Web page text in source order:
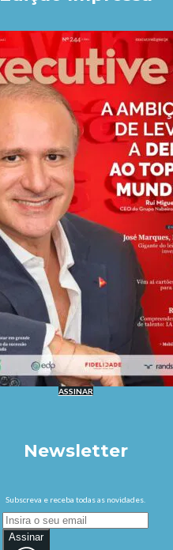
ASSINAR
Newsletter
Subscreva e receba todas as novidades.
Assinar